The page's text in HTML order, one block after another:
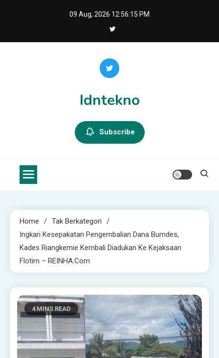
09 Aug, 2026 12:56:16 PM
Idntekno
Subscribe
Home
Tak Berkategori
Ingkari Kesepakatan Pengembalian Dana Bumdes,
Kades Riangkemie Kembali Diadukan Ke Kejaksaan
Flotim – REINHA.com
4 MINS READ